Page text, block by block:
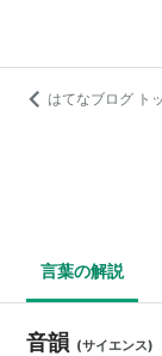
はてなブログ ト
言葉の解説
音韻 (サイエンス)